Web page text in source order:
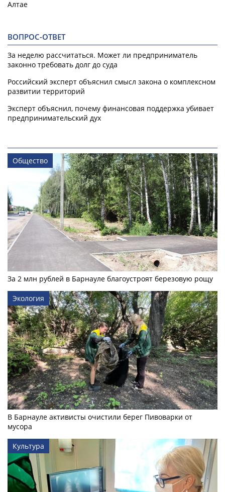
Алтае
ВОПРОС-ОТВЕТ
За неделю рассчитаться. Может ли предприниматель
законно требовать долг до суда
Российский эксперт объяснил смысл закона о комплексном
развитии территорий
Эксперт объяснил, почему финансовая поддержка убивает
предпринимательский дух
Общество
За 2 млн рублей в Барнауле благоустроят березовую рощу
Экология
В Барнауле активисты очистили берег Пивоварки от
мусора
Культура